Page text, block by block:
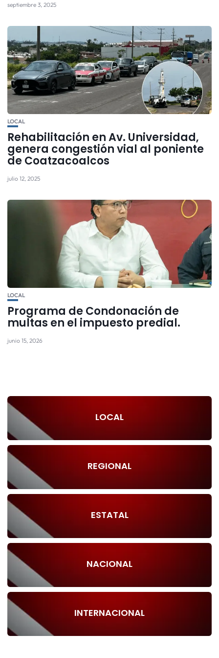
septiembre 3, 2025
LOCAL
Rehabilitación en Av. Universidad,
genera congestión vial al poniente
de Coatzacoalcos
julio 12, 2025
LOCAL
Programa de Condonación de
multas en el impuesto predial.
junio 15, 2026
LOCAL
REGIONAL
ESTATAL
NACIONAL
INTERNACIONAL